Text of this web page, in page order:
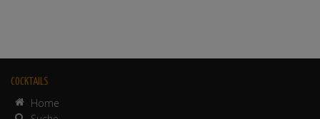
COCKTAILS
Home